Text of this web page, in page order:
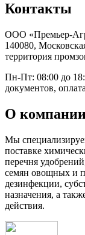
Контакты
ООО «Премьер-
140080,
территория
Пн-Пт: 08:00 до
документов,
О
Мы
поставке
перечня
семян овощных и
дезинфекции,
назначения, а
действия.